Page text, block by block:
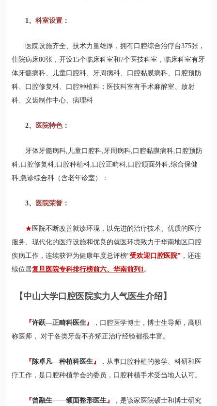
1、 科室设置：
医院设施齐全、技术力量雄厚，拥有口腔综合治疗台375张，
住院病床80张，开设15个临床科室和7个医技科室，临床科室有牙
体牙髓病科、儿童口腔科、牙周病科、口腔黏膜病科、口腔预防
科、口腔修复科、口腔种植科；医技科室有手术麻醉室、放射
科、义齿制作中心、病理科
2、 医院特色：
牙体牙髓病科,儿童口腔科,牙周病科,口腔黏膜病科,口腔预防
科,口腔修复科,口腔种植科,口腔正畸科,口腔颌面外科,综合保健
科,急诊综合科（含老年诊室）：
3、 医院荣誉：
★ 医院不断改善就诊环境，以先进的治疗技术、优质的医疗
服务、现代化的医疗设施和优良的就医环境致力于华南地区口腔
疾病工作，连续获评为健康年度总评榜“受欢迎 口腔医院” ，还连
续位居复旦医院专科排行榜前六、华南前列1。
【中山大学口腔医院实力人气医生介绍】
『许跃—正畸科医生』
，口腔医学博士，博士生导师，高职
称医师， 对于各类牙齿不齐矫正治疗经验都很丰富。
『 陈卓凡—种植科医生』
，从事口腔种植的教学、科研和医
疗工作，是口腔种植学会的委员，口腔种植手术受当地人认可。
『曾融生——颌面整形医生』
，是该家医院硕士和博士研究